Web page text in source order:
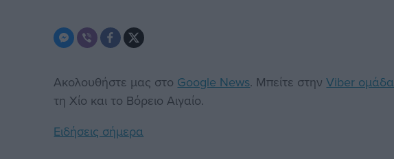
Ακολουθήστε μας στο Google News. Μπείτε στηνViber ομάδα
τη Χίο και το Βόρειο Αιγαίο.
Ειδήσεις σήμερα